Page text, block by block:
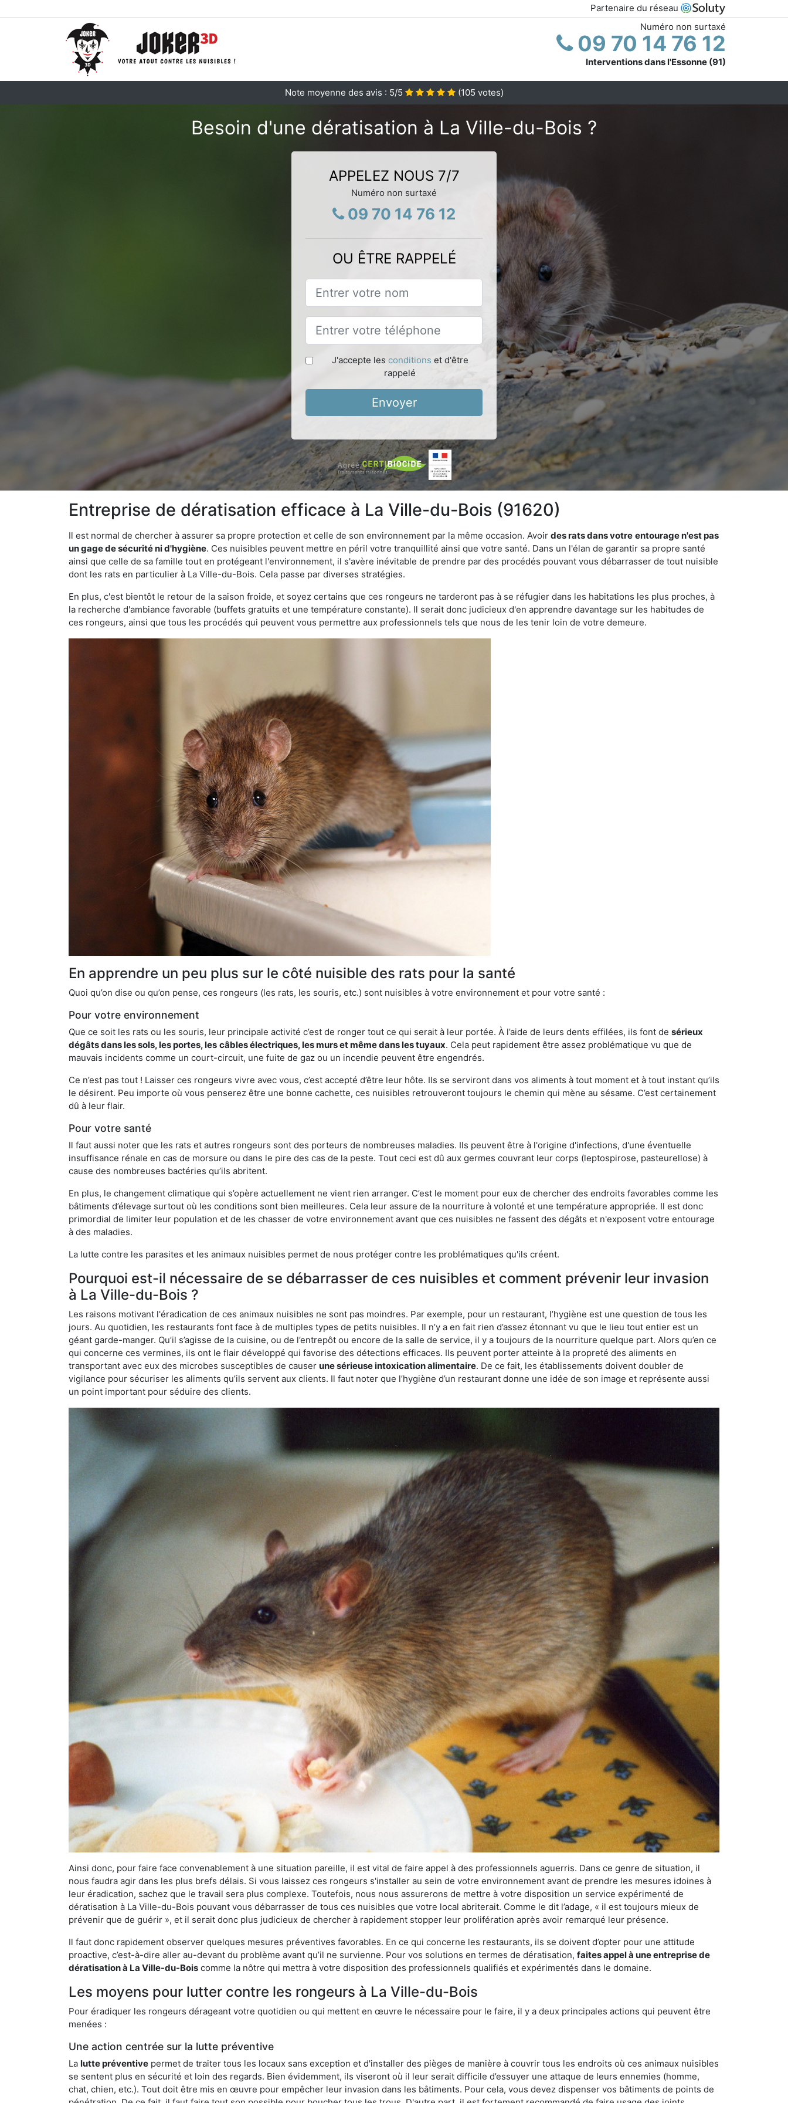
Partenaire du réseau
Numéro non surtaxé
09 70 14 76 12
Interventions dans l'Essonne (91)
Note moyenne des avis : 5/5 (105 votes)
Besoin d'une dératisation à La Ville-du-Bois ?
APPELEZ NOUS 7/7
Numéro non surtaxé
09 70 14 76 12
OU ÊTRE RAPPELÉ
J'accepte les conditions et d'être
rappelé
Envoyer
Entreprise de dératisation efficace à La Ville-du-Bois (91620)
Il est normal de chercher à assurer sa propre protection et celle de son environnement par la même occasion. Avoir des rats dans votre entourage n'est pas
un gage de sécurité ni d'hygiène. Ces nuisibles peuvent mettre en péril votre tranquillité ainsi que votre santé. Dans un l'élan de garantir sa propre santé
ainsi que celle de sa famille tout en protégeant l'environnement, il s'avère inévitable de prendre par des procédés pouvant vous débarrasser de tout nuisible
dont les rats en particulier à La Ville-du-Bois. Cela passe par diverses stratégies.
En plus, c'est bientôt le retour de la saison froide, et soyez certains que ces rongeurs ne tarderont pas à se réfugier dans les habitations les plus proches, à
la recherche d'ambiance favorable (buffets gratuits et une température constante). Il serait donc judicieux d'en apprendre davantage sur les habitudes de
ces rongeurs, ainsi que tous les procédés qui peuvent vous permettre aux professionnels tels que nous de les tenir loin de votre demeure.
En apprendre un peu plus sur le côté nuisible des rats pour la santé
Quoi qu’on dise ou qu’on pense, ces rongeurs (les rats, les souris, etc.) sont nuisibles à votre environnement et pour votre santé :
Pour votre environnement
Que ce soit les rats ou les souris, leur principale activité c’est de ronger tout ce qui serait à leur portée. À l’aide de leurs dents effilées, ils font de sérieux
dégâts dans les sols, les portes, les câbles électriques, les murs et même dans les tuyaux. Cela peut rapidement être assez problématique vu que de
mauvais incidents comme un court-circuit, une fuite de gaz ou un incendie peuvent être engendrés.
Ce n’est pas tout ! Laisser ces rongeurs vivre avec vous, c’est accepté d’être leur hôte. Ils se serviront dans vos aliments à tout moment et à tout instant qu’ils
le désirent. Peu importe où vous penserez être une bonne cachette, ces nuisibles retrouveront toujours le chemin qui mène au sésame. C’est certainement
dû à leur flair.
Pour votre santé
Il faut aussi noter que les rats et autres rongeurs sont des porteurs de nombreuses maladies. Ils peuvent être à l'origine d'infections, d'une éventuelle
insuffisance rénale en cas de morsure ou dans le pire des cas de la peste. Tout ceci est dû aux germes couvrant leur corps (leptospirose, pasteurellose) à
cause des nombreuses bactéries qu’ils abritent.
En plus, le changement climatique qui s’opère actuellement ne vient rien arranger. C’est le moment pour eux de chercher des endroits favorables comme les
bâtiments d’élevage surtout où les conditions sont bien meilleures. Cela leur assure de la nourriture à volonté et une température appropriée. Il est donc
primordial de limiter leur population et de les chasser de votre environnement avant que ces nuisibles ne fassent des dégâts et n'exposent votre entourage
à des maladies.
La lutte contre les parasites et les animaux nuisibles permet de nous protéger contre les problématiques qu'ils créent.
Pourquoi est-il nécessaire de se débarrasser de ces nuisibles et comment prévenir leur invasion
à La Ville-du-Bois ?
Les raisons motivant l'éradication de ces animaux nuisibles ne sont pas moindres. Par exemple, pour un restaurant, l’hygiène est une question de tous les
jours. Au quotidien, les restaurants font face à de multiples types de petits nuisibles. Il n’y a en fait rien d’assez étonnant vu que le lieu tout entier est un
géant garde-manger. Qu’il s’agisse de la cuisine, ou de l’entrepôt ou encore de la salle de service, il y a toujours de la nourriture quelque part. Alors qu’en ce
qui concerne ces vermines, ils ont le flair développé qui favorise des détections efficaces. Ils peuvent porter atteinte à la propreté des aliments en
transportant avec eux des microbes susceptibles de causer une sérieuse intoxication alimentaire. De ce fait, les établissements doivent doubler de
vigilance pour sécuriser les aliments qu’ils servent aux clients. Il faut noter que l’hygiène d’un restaurant donne une idée de son image et représente aussi
un point important pour séduire des clients.
Ainsi donc, pour faire face convenablement à une situation pareille, il est vital de faire appel à des professionnels aguerris. Dans ce genre de situation, il
nous faudra agir dans les plus brefs délais. Si vous laissez ces rongeurs s'installer au sein de votre environnement avant de prendre les mesures idoines à
leur éradication, sachez que le travail sera plus complexe. Toutefois, nous nous assurerons de mettre à votre disposition un service expérimenté de
dératisation à La Ville-du-Bois pouvant vous débarrasser de tous ces nuisibles que votre local abriterait. Comme le dit l’adage, « il est toujours mieux de
prévenir que de guérir », et il serait donc plus judicieux de chercher à rapidement stopper leur prolifération après avoir remarqué leur présence.
Il faut donc rapidement observer quelques mesures préventives favorables. En ce qui concerne les restaurants, ils se doivent d’opter pour une attitude
proactive, c’est-à-dire aller au-devant du problème avant qu’il ne survienne. Pour vos solutions en termes de dératisation, faites appel à une entreprise de
dératisation à La Ville-du-Bois comme la nôtre qui mettra à votre disposition des professionnels qualifiés et expérimentés dans le domaine.
Les moyens pour lutter contre les rongeurs à La Ville-du-Bois
Pour éradiquer les rongeurs dérageant votre quotidien ou qui mettent en œuvre le nécessaire pour le faire, il y a deux principales actions qui peuvent être
menées :
Une action centrée sur la lutte préventive
La lutte préventive permet de traiter tous les locaux sans exception et d'installer des pièges de manière à couvrir tous les endroits où ces animaux nuisibles
se sentent plus en sécurité et loin des regards. Bien évidemment, ils viseront où il leur serait difficile d’essuyer une attaque de leurs ennemies (homme,
chat, chien, etc.). Tout doit être mis en œuvre pour empêcher leur invasion dans les bâtiments. Pour cela, vous devez dispenser vos bâtiments de points de